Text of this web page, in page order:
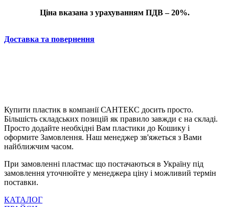
Ціна вказана з урахуванням ПДВ – 20%.
Доставка та повернення
Купити пластик в компанії САНТЕКС досить просто.
Більшість складських позицій як правило завжди є на складі.
Просто додайте необхідні Вам пластики до Кошику і
оформите Замовлення. Наш менеджер зв'яжеться з Вами
найближчим часом.
При замовленні пластмас що постачаються в Україну під
замовлення уточнюйте у менеджера ціну і можливий термін
поставки.
КАТАЛОГ